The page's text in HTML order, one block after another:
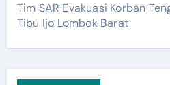
Tim SAR Evakuasi Korban
Tibu Ijo Lombok Barat